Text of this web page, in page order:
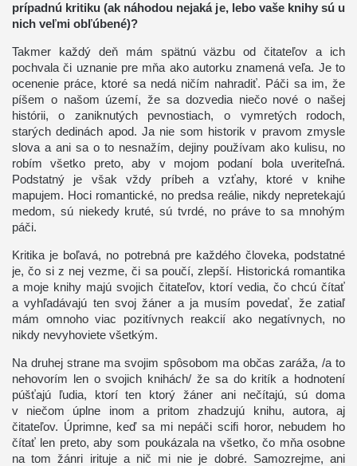
prípadnú kritiku (ak náhodou nejaká je, lebo vaše knihy sú u
nich veľmi obľúbené)?
Takmer každý deň mám spätnú väzbu od čitateľov a ich
pochvala či uznanie pre mňa ako autorku znamená veľa. Je to
ocenenie práce, ktoré sa nedá ničím nahradiť. Páči sa im, že
píšem o našom území, že sa dozvedia niečo nové o našej
histórii, o zaniknutých pevnostiach, o vymretých rodoch,
starých dedinách apod. Ja nie som historik v pravom zmysle
slova a ani sa o to nesnažím, dejiny používam ako kulisu, no
robím všetko preto, aby v mojom podaní bola uveriteľná.
Podstatný je však vždy príbeh a vzťahy, ktoré v knihe
mapujem. Hoci romantické, no predsa reálie, nikdy nepretekajú
medom, sú niekedy kruté, sú tvrdé, no práve to sa mnohým
páči.
Kritika je boľavá, no potrebná pre každého človeka, podstatné
je, čo si z nej vezme, či sa poučí, zlepší. Historická romantika
a moje knihy majú svojich čitateľov, ktorí vedia, čo chcú čítať
a vyhľadávajú ten svoj žáner a ja musím povedať, že zatiaľ
mám omnoho viac pozitívnych reakcií ako negatívnych, no
nikdy nevyhoviete všetkým.
Na druhej strane ma svojim spôsobom ma občas zaráža, /a to
nehovorím len o svojich knihách/ že sa do kritík a hodnotení
púšťajú ľudia, ktorí ten ktorý žáner ani nečítajú, sú doma
v niečom úplne inom a pritom zhadzujú knihu, autora, aj
čitateľov. Úprimne, keď sa mi nepáči scifi horor, nebudem ho
čítať len preto, aby som poukázala na všetko, čo mňa osobne
na tom žánri irituje a nič mi nie je dobré. Samozrejme, ani